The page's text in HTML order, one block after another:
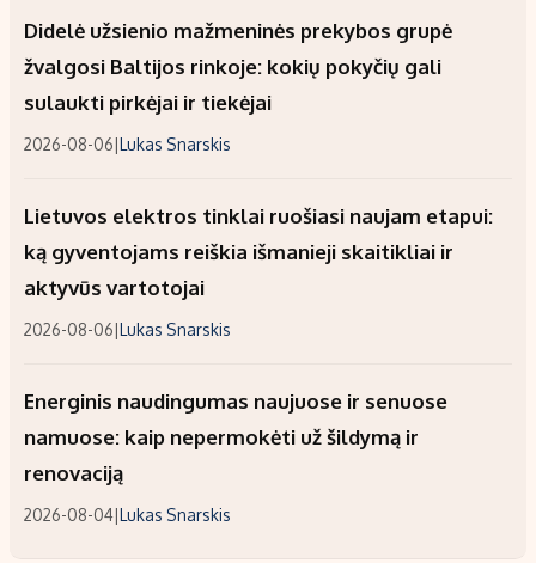
Didelė užsienio mažmeninės prekybos grupė
žvalgosi Baltijos rinkoje: kokių pokyčių gali
sulaukti pirkėjai ir tiekėjai
2026-08-06|Lukas Snarskis
Lietuvos elektros tinklai ruošiasi naujam etapui:
ką gyventojams reiškia išmanieji skaitikliai ir
aktyvūs vartotojai
2026-08-06|Lukas Snarskis
Energinis naudingumas naujuose ir senuose
namuose: kaip nepermokėti už šildymą ir
renovaciją
2026-08-04|Lukas Snarskis